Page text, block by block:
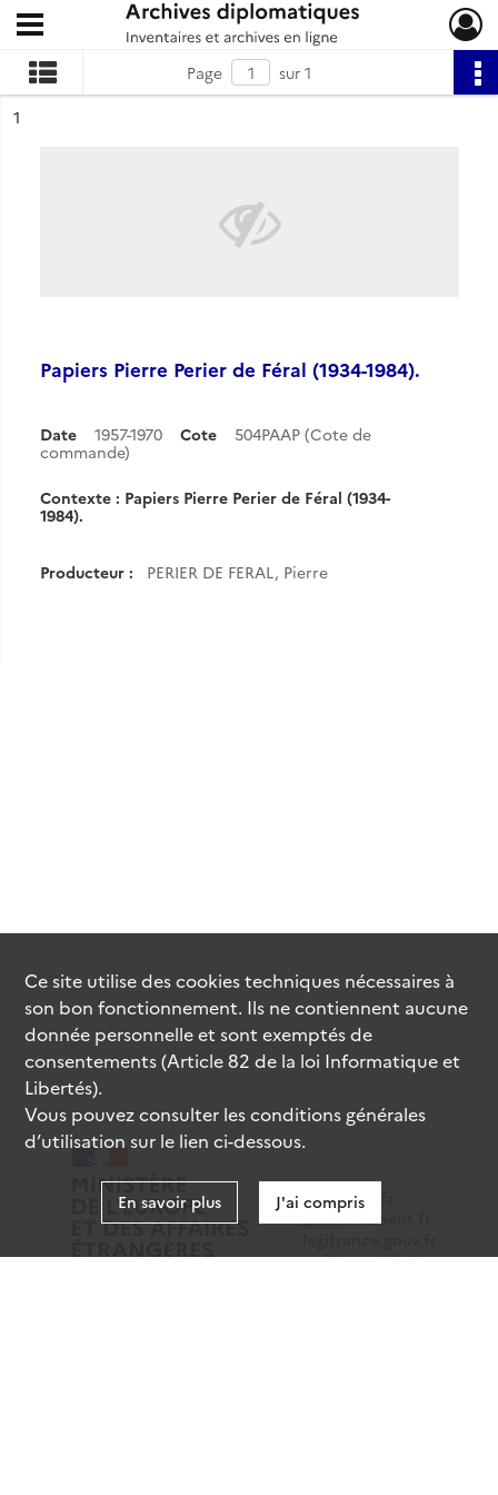
Archives diplomatiques
Ouvrir le menu déroulant
Page
sur 1
n°
1
Papiers Pierre Perier de Féral (1934-1984).
Date 1957-1970 Cote
504PAAP (Cote de
commande)
Contexte : Papiers Pierre Perier de Féral (1934-
1984).
Producteur : PERIER DE FERAL, Pierre
data.gouv.fr
gouvernement.fr
service-public.fr
Ce site utilise descookiestechniques nécessaires à
son bon fonctionnement. Ils ne contiennent aucune
donnée personnelle et sont exemptés de
consentements (Article 82 de la loi Informatique et
Libertés).
Vous pouvez consulter les conditions générales
d’utilisation sur le lien ci-dessous.
En savoir plus J'ai compris